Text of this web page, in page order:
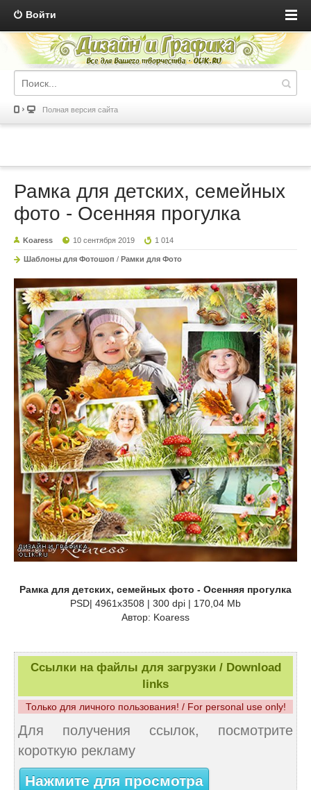
Войти
Полная версия сайта
Рамка для детских, семейных
фото - Осенняя прогулка
Koaress 10 сентября 2019 1 014
Шаблоны для Фотошоп / Рамки для Фото
Рамка для детских, семейных фото - Осенняя прогулка
PSD| 4961x3508 | 300 dpi | 170,04 Mb
Автор: Koaress
Ссылки на файлы для загрузки / Download
links
Только для личного пользования! / For personal use only!
Для получения ссылок, посмотрите
короткую рекламу
Нажмите для просмотра